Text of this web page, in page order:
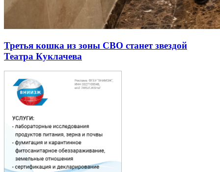
Третья кошка из зоны СВО станет звездой
Театра Куклачева